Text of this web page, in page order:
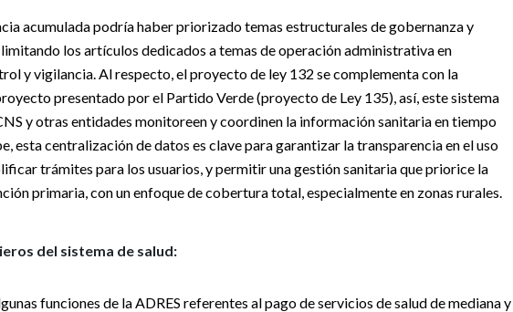
acumulada podría haber priorizado temas estructurales de gobernanza y
los artículos dedicados a temas de operación administrativa en
y vigilancia. Al respecto, el proyecto de ley 132 se complementa con la
presentado por el Partido Verde (proyecto de Ley 135), así, este sistema
y otras entidades monitoreen y coordinen la información sanitaria en tiempo
esta centralización de datos es clave para garantizar la transparencia en el uso
trámites para los usuarios, y permitir una gestión sanitaria que priorice la
primaria, con un enfoque de cobertura total, especialmente en zonas rurales​.
del sistema de salud:
funciones de la ADRES referentes al pago de servicios de salud de mediana y